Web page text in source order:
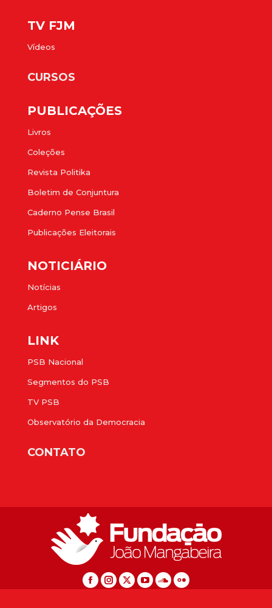
TV FJM
Vídeos
CURSOS
PUBLICAÇÕES
Livros
Coleções
Revista Politika
Boletim de Conjuntura
Caderno Pense Brasil
Publicações Eleitorais
NOTICIÁRIO
Notícias
Artigos
LINK
PSB Nacional
Segmentos do PSB
TV PSB
Observatório da Democracia
CONTATO